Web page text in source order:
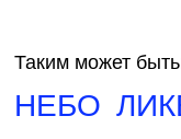
Таким может
НЕБО